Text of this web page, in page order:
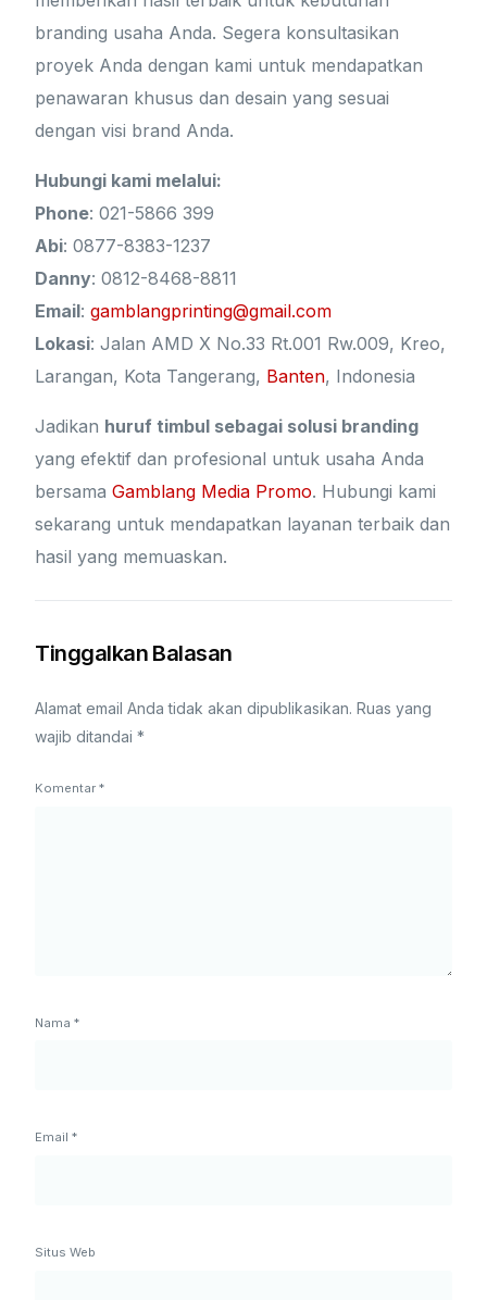
branding usaha Anda. Segera konsultasikan
proyek Anda dengan kami untuk mendapatkan
penawaran khusus dan desain yang sesuai
dengan visi brand Anda.
Hubungi kami melalui:
Phone: 021-5866 399
Abi: 0877-8383-1237
Danny: 0812-8468-8811
Email:gamblangprinting@gmail.com
Lokasi: Jalan AMD X No.33 Rt.001 Rw.009, Kreo,
Larangan, Kota Tangerang, Banten, Indonesia
Jadikan huruf timbul sebagai solusi branding
yang efektif dan profesional untuk usaha Anda
bersamaGamblang Media Promo. Hubungi kami
sekarang untuk mendapatkan layanan terbaik dan
hasil yang memuaskan.
Tinggalkan Balasan
Alamat email Anda tidak akan dipublikasikan. Ruas yang
wajib ditandai*
Komentar*
Nama*
Email*
Situs Web